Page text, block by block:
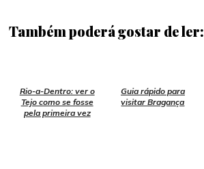
Também poderá gostar de ler:
Rio-a-Dentro: ver o
Tejo como se fosse
pela primeira vez
Guia rápido para
visitar Bragança